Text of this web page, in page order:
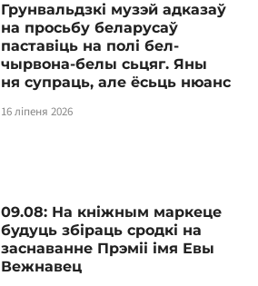
Грунвальдзкі музэй адказаў
на просьбу беларусаў
паставіць на полі бел-
чырвона-белы сьцяг. Яны
ня супраць, але ёсьць нюанс
16 ліпеня 2026
09.08: На кніжным маркеце
будуць збіраць сродкі на
заснаванне Прэміі імя Евы
Вежнавец